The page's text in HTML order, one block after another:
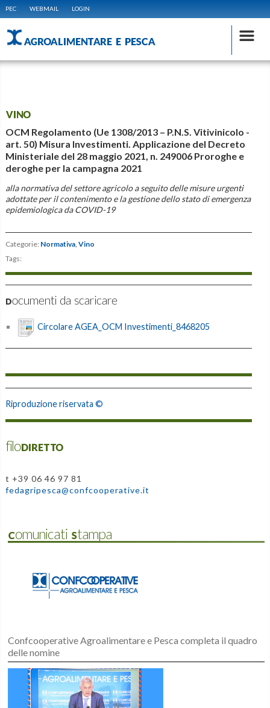
PEC WEBMAIL LOGIN
AGROALIMENTARE E PESCA
VINO
OCM Regolamento (Ue 1308/2013 – P.N.S. Vitivinicolo -
art. 50) Misura Investimenti. Applicazione del Decreto
Ministeriale del 28 maggio 2021, n. 249006 Proroghe e
deroghe per la campagna 2021
alla normativa del settore agricolo a seguito delle misure urgenti
adottate per il contenimento e la gestione dello stato di emergenza
epidemiologica da COVID-19
Categorie: Normativa, Vino
Tags:
Documenti da scaricare
Circolare AGEA_OCM Investimenti_8468205
Riproduzione riservata ©
filoDIRETTO
t +39 06 46 97 81
fedagripesca@confcooperative.it
Comunicati Stampa
Confcooperative Agroalimentare e Pesca completa il quadro
delle nomine